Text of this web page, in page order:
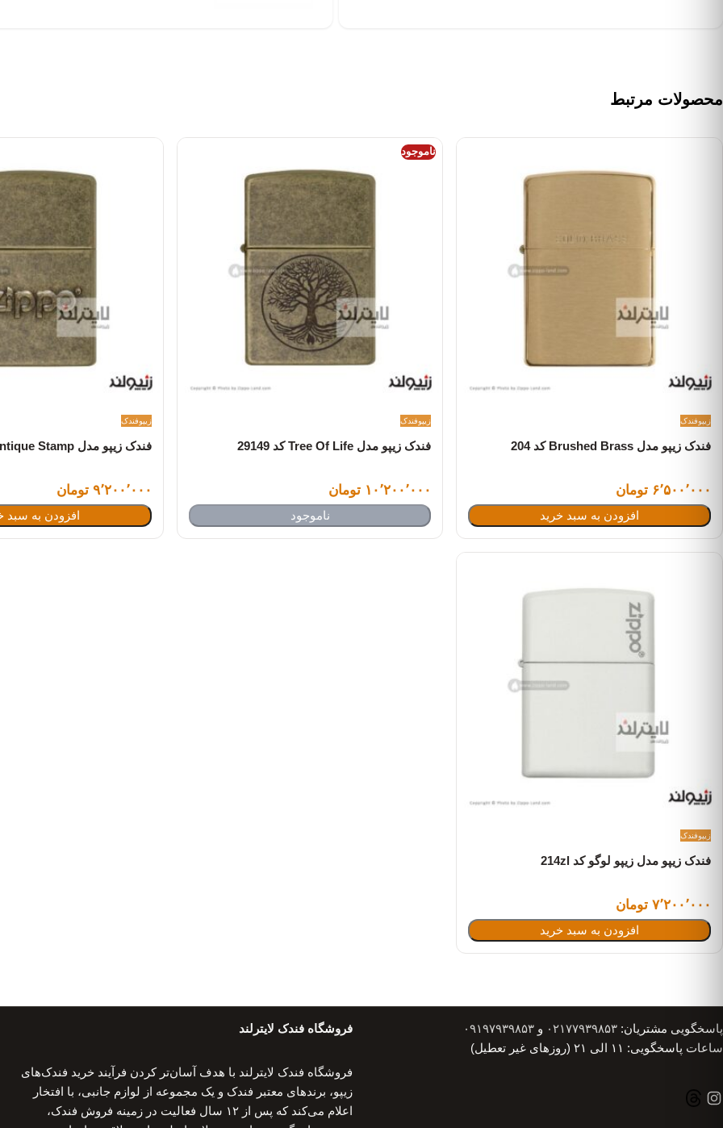
محصولات مرتبط
زیپوفندک
فندک زیپو مدل Brushed Brass کد 204
۶٬۵۰۰٬۰۰۰ تومان
افزودن به سبد خرید
ناموجود
زیپوفندک
فندک زیپو مدل Tree Of Life کد 29149
۱۰٬۲۰۰٬۰۰۰ تومان
ناموجود
زیپوفندک
فندک زیپو مدل Antique Stamp کد 28994
۹٬۲۰۰٬۰۰۰ تومان
افزودن به سبد
زیپوفندک
فندک زیپو مدل زیپو لوگو کد 214zl
۷٬۲۰۰٬۰۰۰ تومان
افزودن به سبد خرید
پاسخگویی مشتریان: ۰۲۱۷۷۹۳۹۸۵۳ و ۰۹۱۹۷۹۳۹۸۵۳
ساعات پاسخگویی: ۱۱ الی ۲۱ (روزهای غیر تعطیل)
فروشگاه فندک لایترلند
فروشگاه فندک لایترلند با هدف آسان‌تر کردن فرآیند خرید فندک‌های
زیپو، برندهای معتبر فندک و یک مجموعه از لوازم جانبی، با افتخار
اعلام می‌کند که پس از ۱۲ سال فعالیت در زمینه فروش فندک،